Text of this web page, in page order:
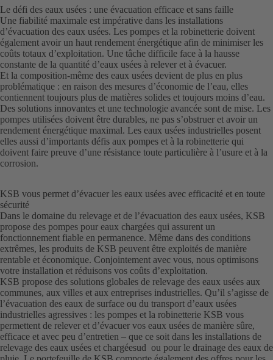
Le défi des eaux usées : une évacuation efficace et sans faille
Une fiabilité maximale est impérative dans les installations
d’évacuation des eaux usées. Les pompes et la robinetterie doivent
également avoir un haut rendement énergétique afin de minimiser les
coûts totaux d’exploitation. Une tâche difficile face à la hausse
constante de la quantité d’eaux usées à relever et à évacuer.
Et la composition-même des eaux usées devient de plus en plus
problématique : en raison des mesures d’économie de l’eau, elles
contiennent toujours plus de matières solides et toujours moins d’eau.
Des solutions innovantes et une technologie avancée sont de mise. Les
pompes utilisées doivent être durables, ne pas s’obstruer et avoir un
rendement énergétique maximal. Les eaux usées industrielles posent
elles aussi d’importants défis aux pompes et à la robinetterie qui
doivent faire preuve d’une résistance toute particulière à l’usure et à la
corrosion.
KSB vous permet d’évacuer les eaux usées avec efficacité et en toute
sécurité
Dans le domaine du relevage et de l’évacuation des eaux usées, KSB
propose des pompes pour eaux chargées qui assurent un
fonctionnement fiable en permanence. Même dans des conditions
extrêmes, les produits de KSB peuvent être exploités de manière
rentable et économique. Conjointement avec vous, nous optimisons
votre installation et réduisons vos coûts d’exploitation.
KSB propose des solutions globales de relevage des eaux usées aux
communes, aux villes et aux entreprises industrielles. Qu’il s’agisse de
l’évacuation des eaux de surface ou du transport d’eaux usées
industrielles agressives : les pompes et la robinetterie KSB vous
permettent de relever et d’évacuer vos eaux usées de manière sûre,
efficace et avec peu d’entretien – que ce soit dans les installations de
relevage des eaux usées et chargéesud ou pour le drainage des eaux de